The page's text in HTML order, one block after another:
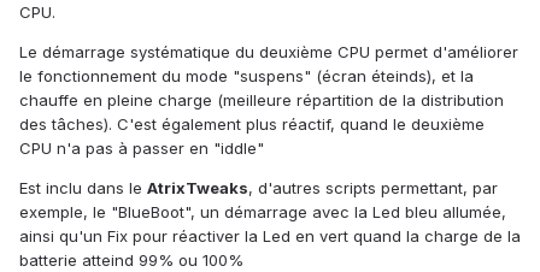
CPU.
Le démarrage systématique du deuxième CPU permet d'améliorer
le fonctionnement du mode "suspens" (écran éteinds), et la
chauffe en pleine charge (meilleure répartition de la distribution
des tâches). C'est également plus réactif, quand le deuxième
CPU n'a pas à passer en "iddle"
Est inclu dans le AtrixTweaks, d'autres scripts permettant, par
exemple, le "BlueBoot", un démarrage avec la Led bleu allumée,
ainsi qu'un Fix pour réactiver la Led en vert quand la charge de la
batterie atteind 99% ou 100%